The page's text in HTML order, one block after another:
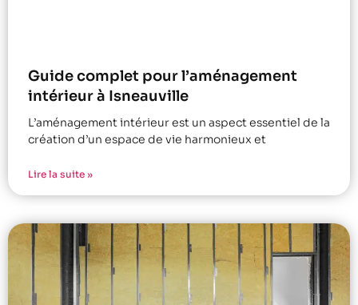
Guide complet pour l’aménagement
intérieur à Isneauville
L’aménagement intérieur est un aspect essentiel de la
création d’un espace de vie harmonieux et
Lire la suite »